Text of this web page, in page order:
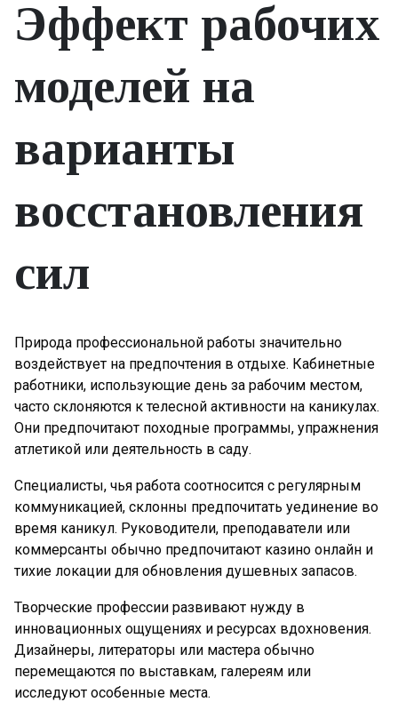
Эффект рабочих
моделей на
варианты
восстановления
сил
Природа профессиональной работы значительно
воздействует на предпочтения в отдыхе. Кабинетные
работники, использующие день за рабочим местом,
часто склоняются к телесной активности на каникулах.
Они предпочитают походные программы, упражнения
атлетикой или деятельность в саду.
Специалисты, чья работа соотносится с регулярным
коммуникацией, склонны предпочитать уединение во
время каникул. Руководители, преподаватели или
коммерсанты обычно предпочитают казино онлайн и
тихие локации для обновления душевных запасов.
Творческие профессии развивают нужду в
инновационных ощущениях и ресурсах вдохновения.
Дизайнеры, литераторы или мастера обычно
перемещаются по выставкам, галереям или
исследуют особенные места.